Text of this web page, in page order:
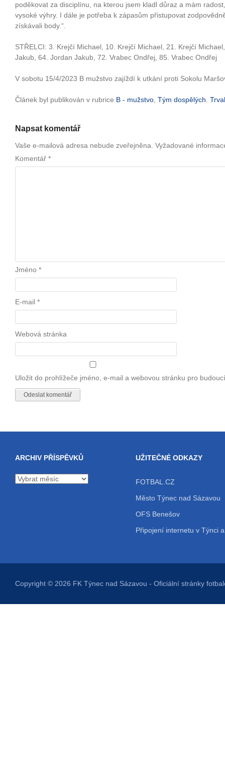
poděkovat za disciplínu, na kterou jsem kladl důraz a mám
vysoké výhry. I dále je potřeba k zápasům přistupovat
získávali body.“.
STŘELCI: 3. Krejčí Michael, 10. Krejčí Michael, 21. Krejčí
Jakub, 64. Jordan Jakub, 72. Vrabec Ondřej, 85. Vrabec Ondřej
V sobotu 15/4/2023 B mužstvo zajíždí k utkání proti Sokolu
Článek byl publikován v rubrice B - mužstvo Tým dospělých
Napsat komentář
Vaše e-mailová adresa nebude zveřejněna. Vyžadované
Komentář *
Jméno *
E-mail *
Webová stránka
Uložit do prohlížeče jméno, e-mail a webovou stránku pro
ARCHIV PŘÍSPĚVKŮ
Archiv
UŽITEČNÉ ODKAZY
FOTBAL.CZ
Město Týnec nad Sázavou
OFS Benešov
Připojení internetu v Týnci
Copyright © 2026 FK Týnec nad Sázavou - Oficiální stránky